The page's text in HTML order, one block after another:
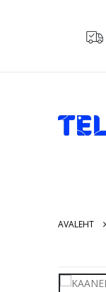
AVALEHT